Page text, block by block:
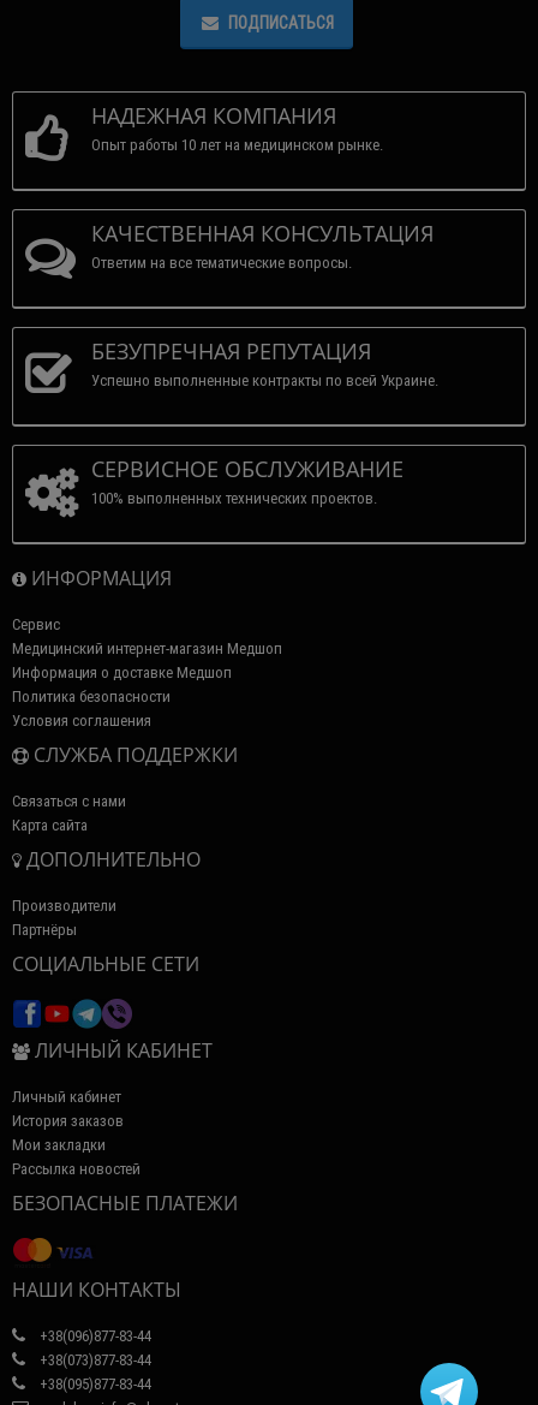
ПОДПИСАТЬСЯ
НАДЕЖНАЯ КОМПАНИЯ
Опыт работы 10 лет на медицинском рынке.
КАЧЕСТВЕННАЯ КОНСУЛЬТАЦИЯ
Ответим на все тематические вопросы.
БЕЗУПРЕЧНАЯ РЕПУТАЦИЯ
Успешно выполненные контракты по всей Украине.
СЕРВИСНОЕ ОБСЛУЖИВАНИЕ
100% выполненных технических проектов.
ИНФОРМАЦИЯ
Сервис
Медицинский интернет-магазин Медшоп
Информация о доставке Медшоп
Политика безопасности
Условия соглашения
СЛУЖБА ПОДДЕРЖКИ
Связаться с нами
Карта сайта
ДОПОЛНИТЕЛЬНО
Производители
Партнёры
СОЦИАЛЬНЫЕ СЕТИ
ЛИЧНЫЙ КАБИНЕТ
Личный кабинет
История заказов
Мои закладки
Рассылка новостей
БЕЗОПАСНЫЕ ПЛАТЕЖИ
НАШИ КОНТАКТЫ
+38(096)877-83-44
+38(073)877-83-44
+38(095)877-83-44